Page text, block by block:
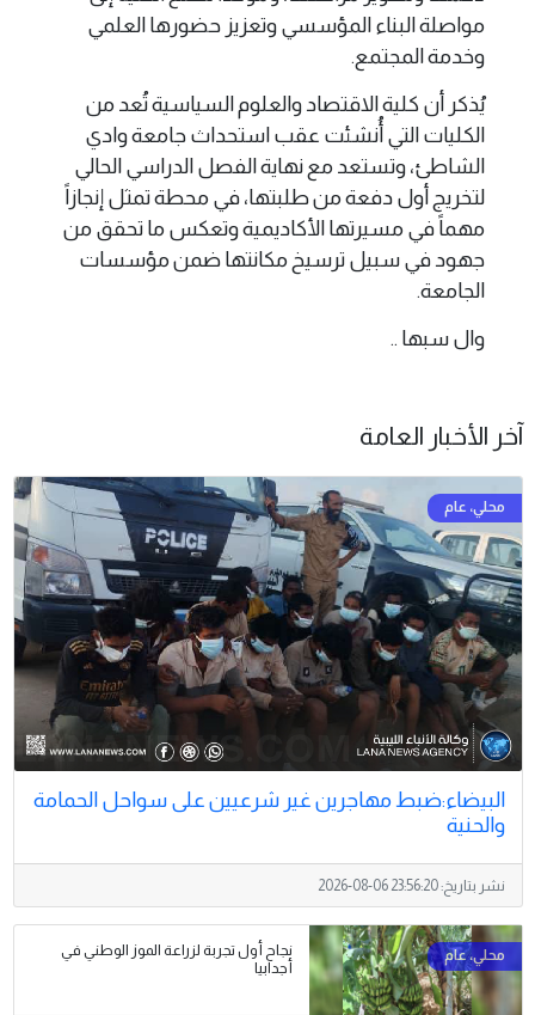
مواصلة البناء المؤسسي وتعزيز حضورها العلمي
وخدمة المجتمع.
يُذكر أن كلية الاقتصاد والعلوم السياسية تُعد من
الكليات التي أُنشئت عقب استحداث جامعة وادي
الشاطئ، وتستعد مع نهاية الفصل الدراسي الحالي
لتخريج أول دفعة من طلبتها، في محطة تمثل إنجازاً
مهماً في مسيرتها الأكاديمية وتعكس ما تحقق من
جهود في سبيل ترسيخ مكانتها ضمن مؤسسات
الجامعة.
وال سبها ..
آخر الأخبار العامة
البيضاء:ضبط مهاجرين غير شرعيين على سواحل الحمامة
والحنية
نشر بتاريخ:2026-08-06 23:56:20
نجاح أول تجربة لزراعة الموز الوطني في
أجدابيا